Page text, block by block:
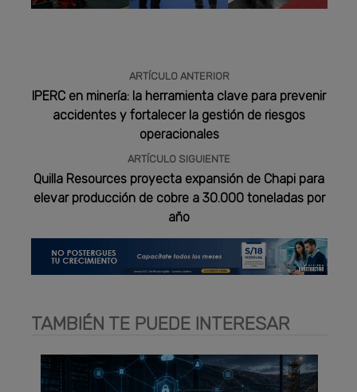
ARTÍCULO ANTERIOR
IPERC en minería: la herramienta clave para prevenir
accidentes y fortalecer la gestión de riesgos
operacionales
ARTÍCULO SIGUIENTE
Quilla Resources proyecta expansión de Chapi para
elevar producción de cobre a 30.000 toneladas por
año
TAMBIÉN TE PUEDE INTERESAR